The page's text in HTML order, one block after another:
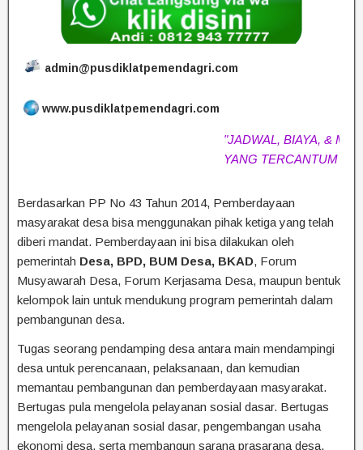
admin@pusdiklatpemendagri.com
www.pusdiklatpemendagri.com
"JADWAL, BIAYA, &
YANG TERCANTUM
Berdasarkan PP No 43 Tahun 2014, Pemberdayaan
masyarakat desa bisa menggunakan pihak ketiga yang telah
diberi mandat. Pemberdayaan ini bisa dilakukan oleh
pemerintah Desa, BPD, BUM Desa, BKAD, Forum
Musyawarah Desa, Forum Kerjasama Desa, maupun bentuk
kelompok lain untuk mendukung program pemerintah dalam
pembangunan desa.
Tugas seorang pendamping desa antara main mendampingi
desa untuk perencanaan, pelaksanaan, dan kemudian
memantau pembangunan dan pemberdayaan masyarakat.
Bertugas pula mengelola pelayanan sosial dasar. Bertugas
mengelola pelayanan sosial dasar, pengembangan usaha
ekonomi desa, serta membangun sarana prasarana desa.